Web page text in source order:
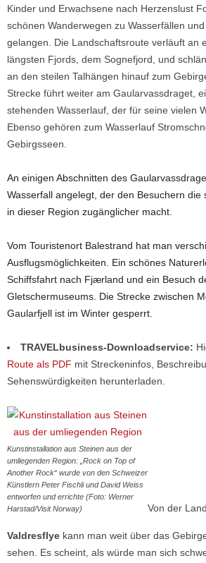
Kinder und Erwachsene nach Herzenslust
schönen Wanderwegen zu Wasserfällen
gelangen. Die Landschaftsroute verläuft an
längsten Fjords, dem Sognefjord, und
an den steilen Talhängen hinauf zum
Strecke führt weiter am Gaularvassdraget,
stehenden Wasserlauf, der für seine vielen
Ebenso gehören zum Wasserlauf
Gebirgsseen.
An einigen Abschnitten des
Wasserfall angelegt, der den Besuchern die
in dieser Region zugänglicher macht.
Vom Touristenort Balestrand hat man
Ausflugsmöglichkeiten. Ein schönes
Schiffsfahrt nach Fjærland und ein Besuch
Gletschermuseums. Die Strecke zwischen
Gaularfjell ist im Winter gesperrt.
TRAVELbusiness-Downloadservice:
Route als PDF mit Streckeninfos,
Sehenswürdigkeiten herunterladen.
Kunstinstallation aus Steinen aus der
umliegenden Region: „Rock on Top of
Another Rock“ wurde von den Schweizer
Künstlern Peter Fischli und David Weiss
entworfen und errichte (Foto: Werner
Harstad/Visit Norway)
Von der
Valdresflye kann man weit über das
sehen. Es scheint, als würde man sich